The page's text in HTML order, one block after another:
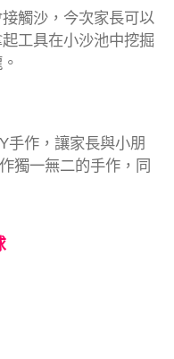
觸沙，今次家長可以
工具在小沙池中挖掘
手作，讓家長與小朋
獨一無二的手作，同